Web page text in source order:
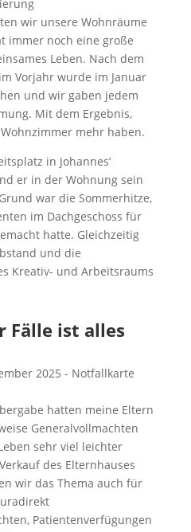
wir unsere Wohnräume
immer noch eine große
Leben. Nach dem
Vorjahr wurde im Januar
und wir gaben jedem
Mit dem Ergebnis,
mehr haben.
in Johannes’
er in der Wohnung sein
war die Sommerhitze,
im Dachgeschoss für
hatte. Gleichzeitig
und die
Kreativ- und Arbeitsraums
Fälle ist alles
hatten meine Eltern
Generalvollmachten
sehr viel leichter
des Elternhauses
wir das Thema auch für
Patientenverfügungen